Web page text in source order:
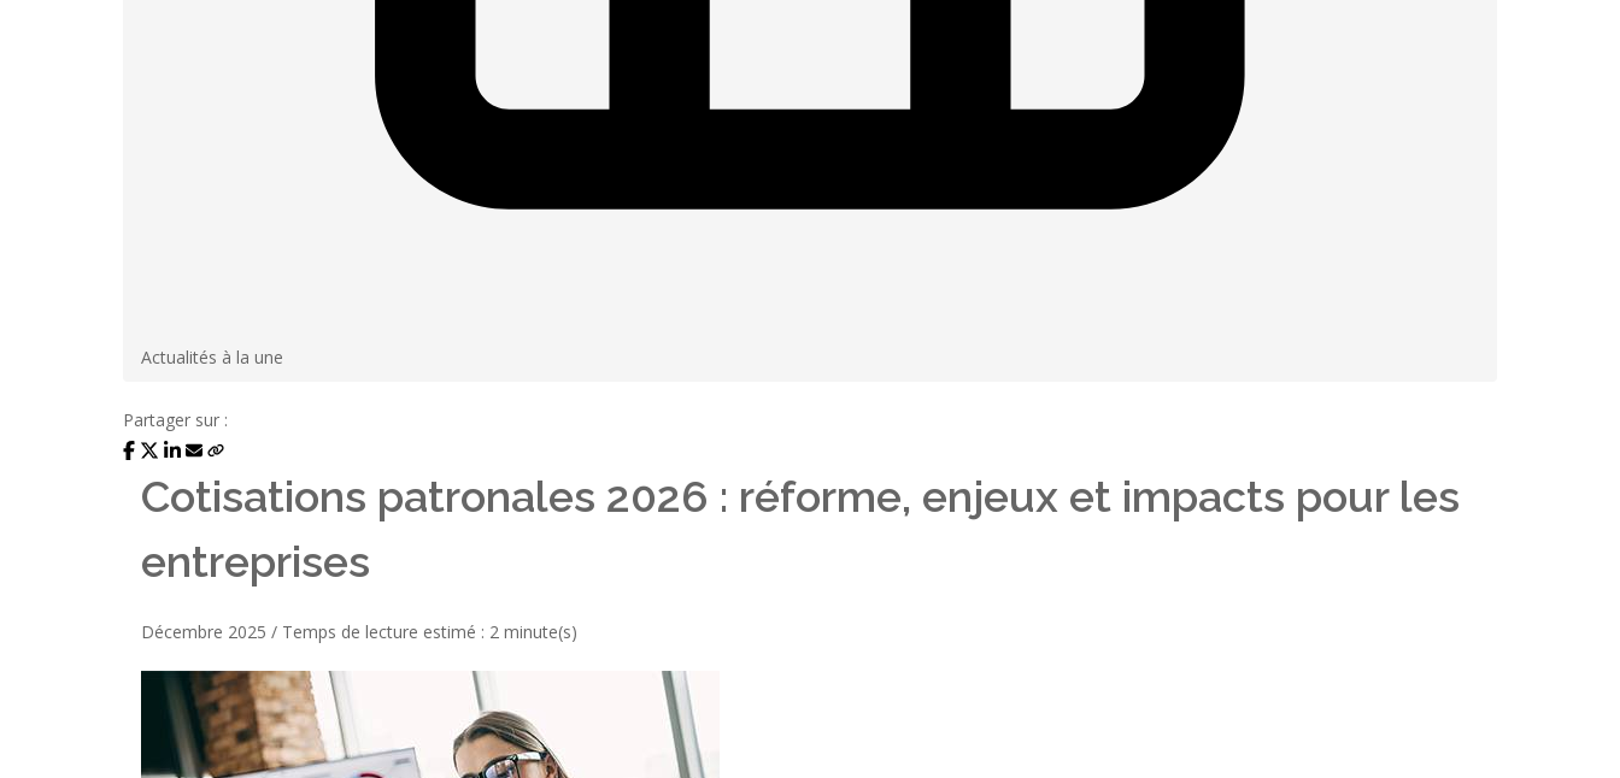
Actualités à la une
Partager sur :
Cotisations patronales 2026 : réforme, enjeux et impacts pour les
entreprises
Décembre 2025 / Temps de lecture estimé : 2 minute(s)